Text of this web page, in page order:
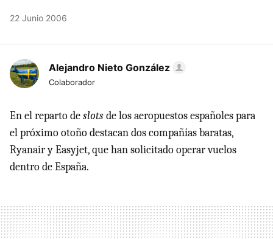
22 Junio 2006
Alejandro Nieto González
Colaborador
En el reparto deslotsde los aeropuestos españoles para
el próximo otoño destacan dos compañías baratas,
Ryanair y Easyjet, que han solicitado operar vuelos
dentro de España.